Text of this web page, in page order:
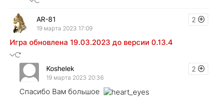
2
AR-81
19 марта 2023 17:09
Игра обновлена 19.03.2023 до версии 0.13.4
2
Koshelek
19 марта 2023 20:36
Спасибо Вам большое